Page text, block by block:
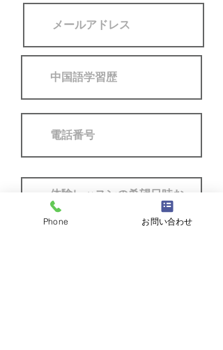
Phone お問い合わせ